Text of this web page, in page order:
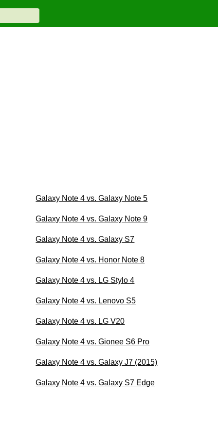
Galaxy Note 4 vs. Galaxy Note 5
Galaxy Note 4 vs. Galaxy Note 9
Galaxy Note 4 vs. Galaxy S7
Galaxy Note 4 vs. Honor Note 8
Galaxy Note 4 vs. LG Stylo 4
Galaxy Note 4 vs. Lenovo S5
Galaxy Note 4 vs. LG V20
Galaxy Note 4 vs. Gionee S6 Pro
Galaxy Note 4 vs. Galaxy J7 (2015)
Galaxy Note 4 vs. Galaxy S7 Edge